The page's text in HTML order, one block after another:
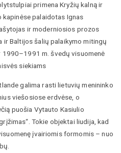
primena Kryžių kalną ir
palaidotas Ignas
ir moderniosios prozos
ir Baltijos šalių palaikymo mitingų
m. švedų visuomenė
siekiams
galima rasti lietuvių menininko
viešosiose erdvėse, o
puošia Vytauto Kasiulio
Tokie objektai liudija, kad
įvairiomis formomis – nuo